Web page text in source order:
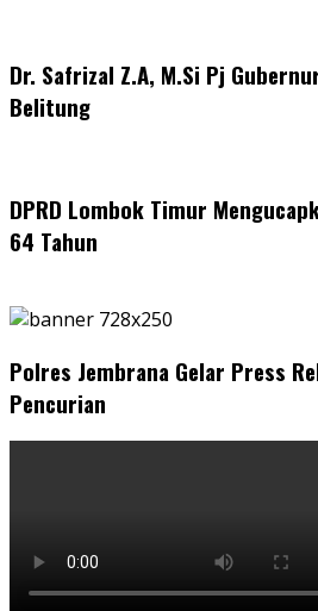
Dr. Safrizal Z.A, M.Si Pj
Belitung
DPRD Lombok Timur
64 Tahun
Polres Jembrana Gelar Press
Pencurian